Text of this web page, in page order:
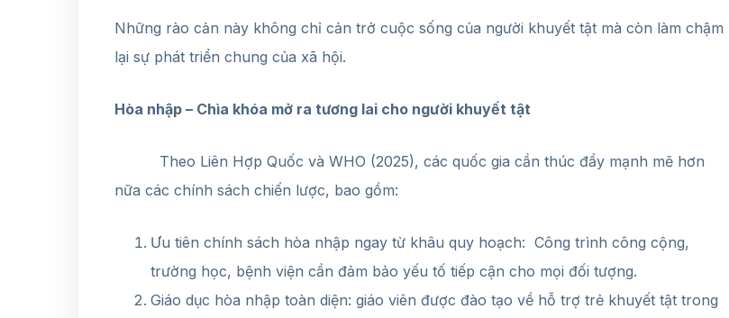
Những rào cản này không chỉ cản trở cuộc sống của người khuyết tật mà còn làm chậm
lại sự phát triển chung của xã hội.
Hòa nhập – Chìa khóa mở ra tương lai cho người khuyết tật
Theo Liên Hợp Quốc và WHO (2025), các quốc gia cần thúc đẩy mạnh mẽ hơn
nữa các chính sách chiến lược, bao gồm:
Ưu tiên chính sách hòa nhập ngay từ khâu quy hoạch: Công trình công cộng,
trường học, bệnh viện cần đảm bảo yếu tố tiếp cận cho mọi đối tượng.
Giáo dục hòa nhập toàn diện: giáo viên được đào tạo về hỗ trợ trẻ khuyết tật trong